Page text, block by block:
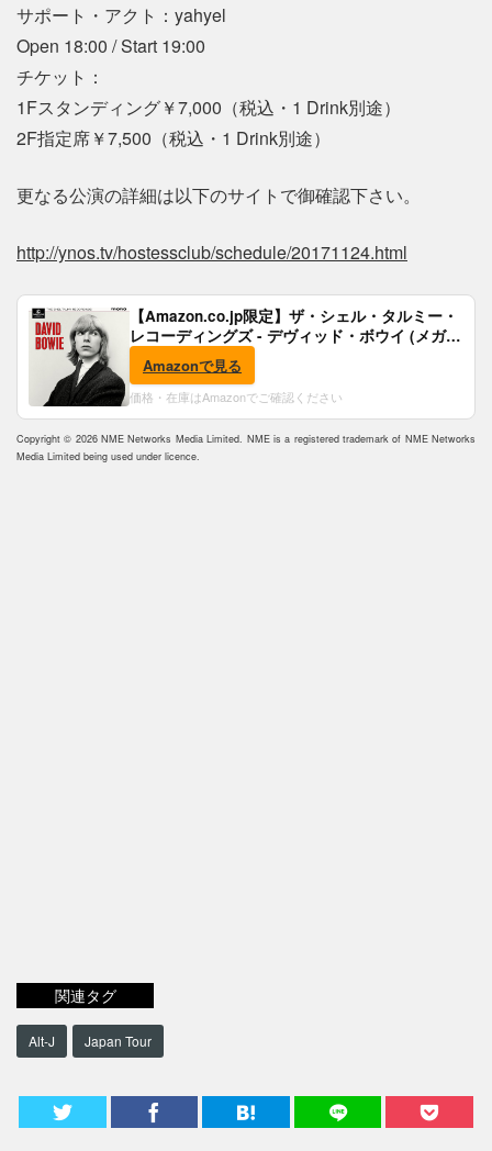
サポート・アクト：yahyel
Open 18:00 / Start 19:00
チケット：
1Fスタンディング￥7,000（税込・1 Drink別途）
2F指定席￥7,500（税込・1 Drink別途）
更なる公演の詳細は以下のサイトで御確認下さい。
http://ynos.tv/hostessclub/schedule/20171124.html
【Amazon.co.jp限定】ザ・シェル・タルミー・
レコーディングズ - デヴィッド・ボウイ (メガジ
ャケ付)
Amazonで見る
価格・在庫はAmazonでご確認ください
Copyright © 2026 NME Networks Media Limited. NME is a registered trademark of NME Networks
Media Limited being used under licence.
関連タグ
Alt-J Japan Tour